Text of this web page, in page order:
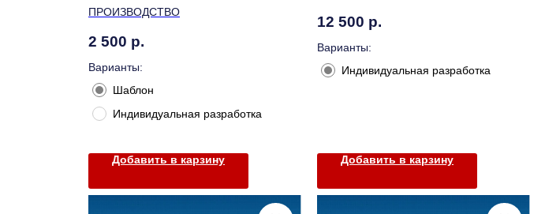
ПРОИЗВОДСТВО
2 500 р.
Варианты:
Шаблон
Индивидуальная разработка
Добавить в карзину
12 500 р.
Варианты:
Индивидуальная разработка
Добавить в карзину